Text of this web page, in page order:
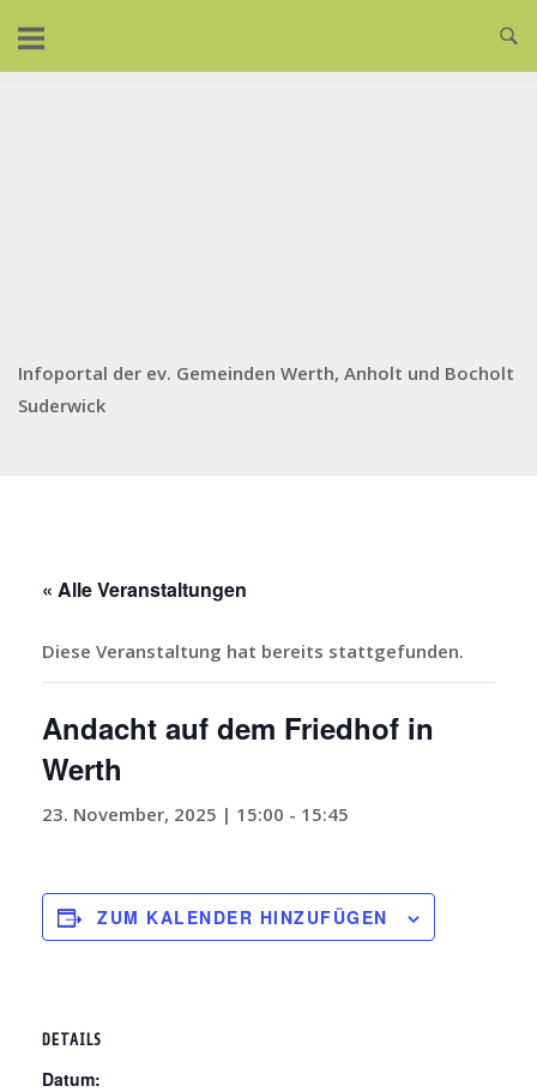
to
content
Infoportal der ev. Gemeinden Werth, Anholt und Bocholt
Suderwick
« Alle Veranstaltungen
Diese Veranstaltung hat bereits stattgefunden.
Andacht auf dem Friedhof in
Werth
23. November, 2025 | 15:00 - 15:45
ZUM KALENDER HINZUFÜGEN
DETAILS
Datum: